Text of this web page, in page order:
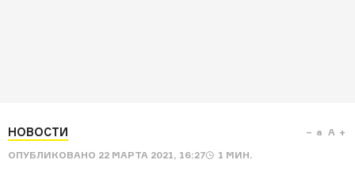
НОВОСТИ
ОПУБЛИКОВАНО 22 МАРТА 2021, 16:27 1 МИН.
a A